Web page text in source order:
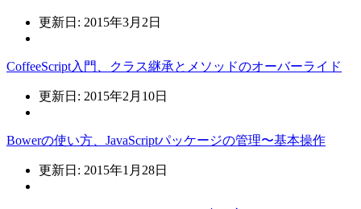
更新日: 2015年3月2日
CoffeeScript入門、クラス継承とメソッドのオーバーライド
更新日: 2015年2月10日
Bowerの使い方、JavaScriptパッケージの管理〜基本操作
更新日: 2015年1月28日